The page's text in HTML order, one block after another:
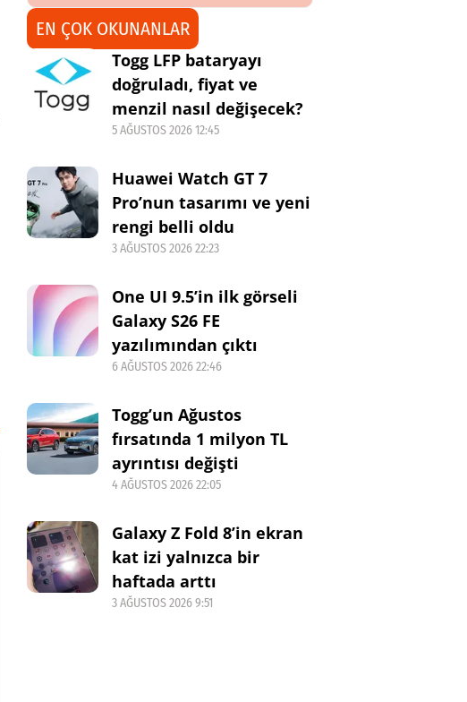
EN ÇOK OKUNANLAR
Togg LFP bataryayı
doğruladı, fiyat ve
menzil nasıl değişecek?
5 AĞUSTOS 2026 12:45
Huawei Watch GT 7
Pro’nun tasarımı ve yeni
rengi belli oldu
3 AĞUSTOS 2026 22:23
One UI 9.5’in ilk görseli
Galaxy S26 FE
yazılımından çıktı
6 AĞUSTOS 2026 22:46
Togg’un Ağustos
fırsatında 1 milyon TL
ayrıntısı değişti
4 AĞUSTOS 2026 22:05
Galaxy Z Fold 8’in ekran
kat izi yalnızca bir
haftada arttı
3 AĞUSTOS 2026 9:51